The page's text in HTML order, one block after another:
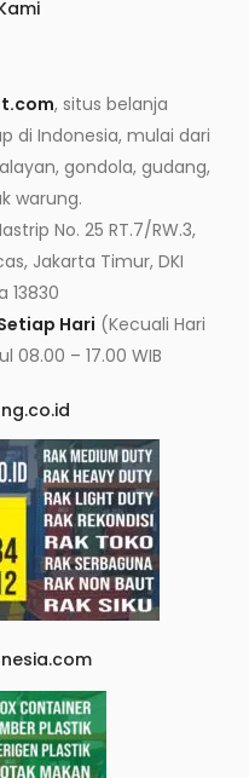
, situs belanja
di Indonesia, mulai dari
gondola, gudang,
warung.
No. 25 RT.7/RW.3,
Jakarta Timur, DKI
13830
Hari (Kecuali Hari
08.00 – 17.00 WIB